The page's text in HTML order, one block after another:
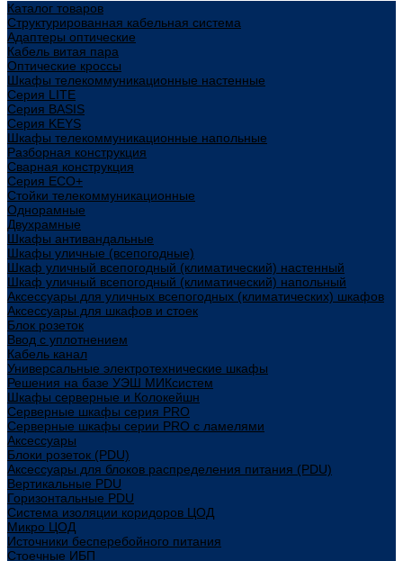
Каталог товаров
Структурированная кабельная система
Адаптеры оптические
Кабель витая пара
Оптические кроссы
Шкафы телекоммуникационные настенные
Cерия LITE
Cерия BASIS
Cерия KEYS
Шкафы телекоммуникационные напольные
Разборная конструкция
Сварная конструкция
Серия ECO+
Стойки телекоммуникационные
Однорамные
Двухрамные
Шкафы антивандальные
Шкафы уличные (всепогодные)
Шкаф уличный всепогодный (климатический) настенный
Шкаф уличный всепогодный (климатический) напольный
Аксессуары для уличных всепогодных (климатических) шкафов
Аксессуары для шкафов и стоек
Блок розеток
Ввод с уплотнением
Кабель канал
Универсальные электротехнические шкафы
Решения на базе УЭШ МИКсистем
Шкафы серверные и Колокейшн
Серверные шкафы серия PRO
Серверные шкафы серии PRO с ламелями
Аксессуары
Блоки розеток (PDU)
Аксессуары для блоков распределения питания (PDU)
Вертикальные PDU
Горизонтальные PDU
Система изоляции коридоров ЦОД
Микро ЦОД
Источники бесперебойного питания
Стоечные ИБП